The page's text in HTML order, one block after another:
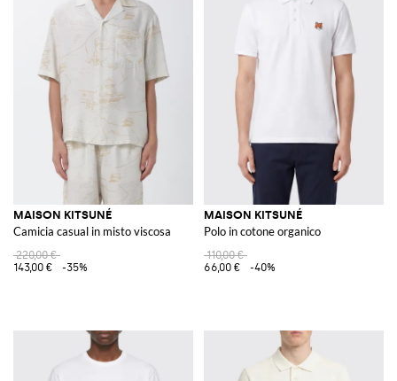
MAISON KITSUNÉ
Camicia casual in misto viscosa
220,00 €
143,00 €
-35%
MAISON KITSUNÉ
Polo in cotone organico
110,00 €
66,00 €
-40%